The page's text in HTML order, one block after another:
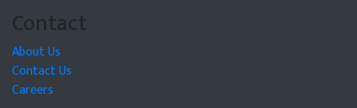
Contact
About Us
Contact Us
Careers